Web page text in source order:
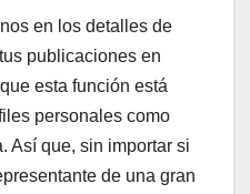
en los detalles de
publicaciones en
esta función está
personales como
Así que, sin importar si
de una gran